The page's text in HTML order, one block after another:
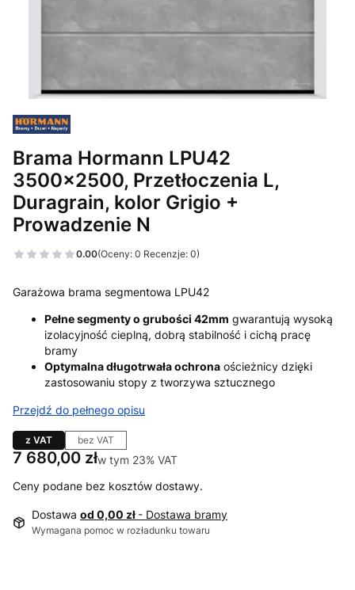
Brama Hormann LPU42
3500x2500, Przetłoczenia L,
Duragrain, kolor Grigio +
Prowadzenie N
0.00(Oceny: 0 Recenzje: 0)
Garażowa brama segmentowa LPU42
Pełne segmenty o grubości 42mm gwarantują wysoką
izolacyjność cieplną, dobrą stabilność i cichą pracę
bramy
Optymalna długotrwała ochrona ościeżnicy dzięki
zastosowaniu stopy z tworzywa sztucznego
Przejdź do pełnego opisu
z VAT bez VAT
Cena
7 680,00 złw tym 23% VAT
w tym 23% VAT
Ceny podane bez kosztów dostawy.
Dostawa od 0,00 zł - Dostawa bramy
Wymagana pomoc w rozładunku towaru